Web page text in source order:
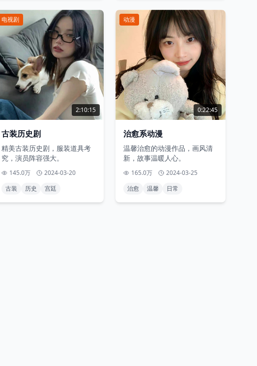
2:10:15
电视剧
古装历史剧
精美古装历史剧，服装道具考
究，演员阵容强大。
145.0万
2024-03-20
古装
历史 宫廷
0:22:45
动漫
治愈系动漫
温馨治愈的动漫作品，画风清
新，故事温暖人心。
165.0万
2024-03-25
治愈
温馨 日常